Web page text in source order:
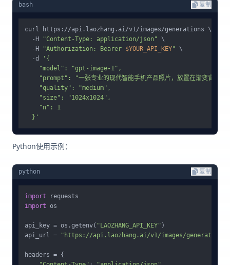
bash 复制
curl https://api.laozhang.ai/v1/images/generations \
  -H
"Content-Type: application/json" \
  -H
"Authorization: Bearer $YOUR_API_KEY" \
  -d
'{
    "model": "gpt-image-1",
"prompt": "一张专业的现代智能手机产品照片，放置在渐变背景上
    "quality": "medium",
    "size": "1024x1024",
    "n": 1
  }'
Python使用示例：
python 复制
import
import os
api_key = os.getenv( "LAOZHANG_API_KEY" )
api_url =
"https://api.laozhang.ai/v1/images/generations"
headers = {